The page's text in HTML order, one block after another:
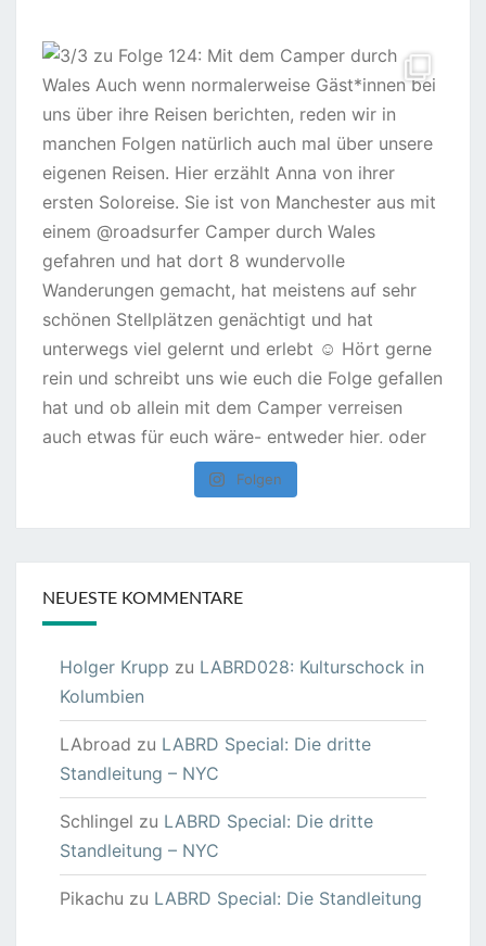
Folgen
NEUESTE KOMMENTARE
Holger Krupp zu LABRD028: Kulturschock in
Kolumbien
LAbroad zu LABRD Special: Die dritte
Standleitung – NYC
Schlingel zu LABRD Special: Die dritte
Standleitung – NYC
Pikachu zu LABRD Special: Die Standleitung